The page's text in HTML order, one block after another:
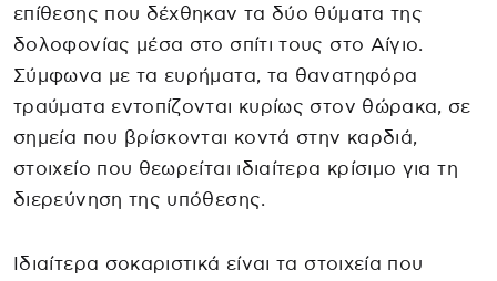
επίθεσης που δέχθηκαν τα δύο θύματα της
δολοφονίας μέσα στο σπίτι τους στο Αίγιο.
Σύμφωνα με τα ευρήματα, τα θανατηφόρα
τραύματα εντοπίζονται κυρίως στον θώρακα, σε
σημεία που βρίσκονται κοντά στην καρδιά,
στοιχείο που θεωρείται ιδιαίτερα κρίσιμο για τη
διερεύνηση της υπόθεσης.
Ιδιαίτερα σοκαριστικά είναι τα στοιχεία που